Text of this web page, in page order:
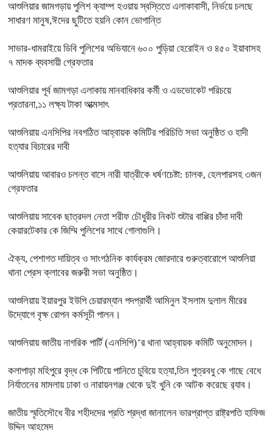
আশুলিয়ার জামগড়ায় পুলিশ ক্যাম্প হওয়ায় স্বস্তিতে এলাকাবাসী, নির্ভয়ে চলছে
সাধারণ মানুষ,ঈদের ছুটিতে হয়নি কোন ভোগান্তি
সাভার-ধামরাইয়ে ডিবি পুলিশের অভিযানে ৬০০ পুড়িয়া হেরোইন ও ৪৫০ ইয়াবাসহ
৭ মাদক ব্যবসায়ী গ্রেফতার
আশুলিয়ার পূর্ব জামগড়া এলাকায় মানবাধিকার কর্মী ও এডভোকেট পরিচয়ে
প্রতারনা,১১ লক্ষ্য টাকা আত্মসাৎ
আশুলিয়ায় এনসিপির নবগঠিত আহ্বায়ক কমিটির পরিচিতি সভা অনুষ্ঠিত ও হাদী
হত্যার বিচারের দাবী
আশুলিয়ায় আবারও চলন্ত বাসে নারী যাত্রীকে ধর্ষণচেষ্টা: চালক, হেলপারসহ ৩জন
গ্রেফতার
আশুলিয়ায় সাবেক ছাত্রদল নেতা শরীফ চৌধুরীর নিকট শুটার বাপ্পির চাঁদা দাবী
কেয়ারটেকার কে জিম্মি পুলিশের সাথে গোলাগুলি।
ঐক্য, পেশাগত দায়িত্ব ও সাংগঠনিক কার্যক্রম জোরদারে গুরুত্বারোপে আশুলিয়া
থানা প্রেস ক্লাবের জরুরী সভা অনুষ্ঠিত।
আশুলিয়ায় ইয়ারপুর ইউপি চেয়ারম্যান পদপ্রার্থী আমিনুল ইসলাম দুলাল মীরের
উদ্যোগে বৃক্ষ রোপন কর্মসূচী পালন।
আশুলিয়ায় জাতীয় নাগরিক পার্টি (এনসিপি)’র থানা আহ্বায়ক কমিটি অনুমোদন।
কলাপাড়া মহিপুরে বৃদ্ধ কে পিটিয়ে পানিতে চুবিয়ে হত্যা,তিন পুত্রবধু কে গাছে বেধে
নির্যাতনের মামলায় ঢাকা ও নারায়নগঞ্জ থেকে দুই খুনি কে আটক করেছে র‍্যাব।
জাতীয় স্মৃতিসৌধে বীর শহীদদের প্রতি শ্রদ্ধা জানালেন ভারপ্রাপ্ত রাষ্ট্রপতি হাফিজ
উদ্দিন আহমেদ